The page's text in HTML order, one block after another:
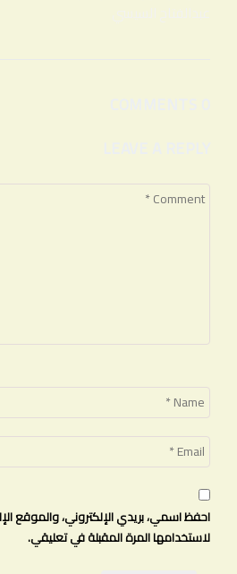
احفظ اسمي، بريدي الإلكتروني، والموقع
لاستخدامها المرة المقبلة في تعليقي.